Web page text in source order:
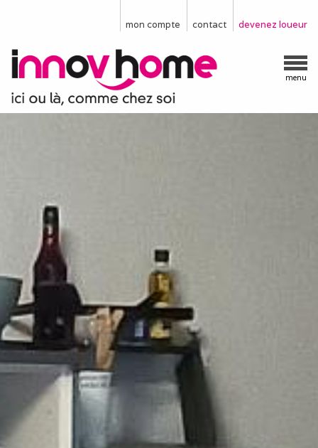
devenez loueur
contact
mon compte
menu